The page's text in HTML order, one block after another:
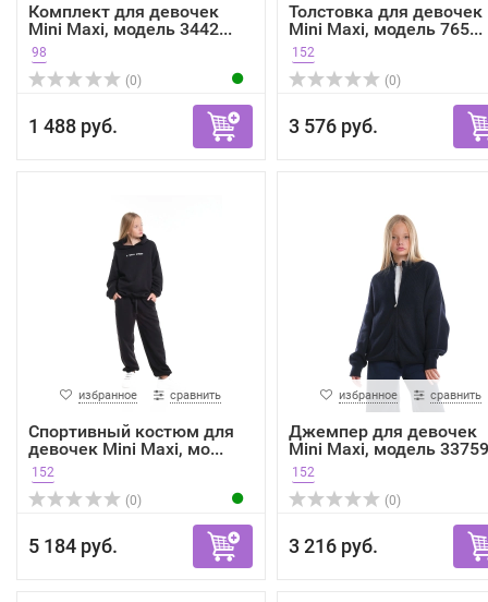
Комплект для девочек
Mini Maxi, модель 3442...
98
(0)
1 488 руб.
Толстовка для девочек
Mini Maxi, модель 765...
152
(0)
3 576 руб.
избранное сравнить
Спортивный костюм для
девочек Mini Maxi, мо...
152
(0)
5 184 руб.
избранное сравнить
Джемпер для девочек
Mini Maxi, модель
152
(0)
3 216 руб.